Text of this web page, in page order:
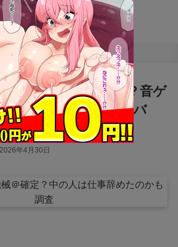
の人(前世)は機械＠？音ゲ
で噂される理由や顔バ
を解説
2026年4月30日